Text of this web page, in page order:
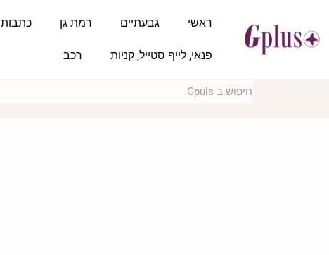
ראשי גבעתיים רמת גן כתבות
פנאי, לייף סטייל, קניות רכב